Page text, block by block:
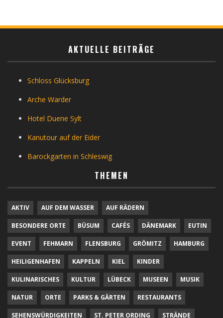
AKTUELLE BEITRÄGE
Schloss Glücksburg
Arche Warder
Hotel Duene Sylt
Kanutour auf der Eider
Barockgarten in Schleswig
THEMEN
AKTIV AUF DEM WASSER AUF RÄDERN
BESONDERE ORTE BÜSUM CAFÉS DÄNEMARK EUTIN
EVENT FEHMARN FLENSBURG GRÖMITZ HAMBURG
HEILIGENHAFEN KAPPELN KIEL KINDER
KULINARISCHES KULTUR LÜBECK MUSEEN MUSIK
NATUR ORTE PARKS & GÄRTEN RESTAURANTS
SEHENSWÜRDIGKEITEN ST. PETER ORDING STRÄNDE